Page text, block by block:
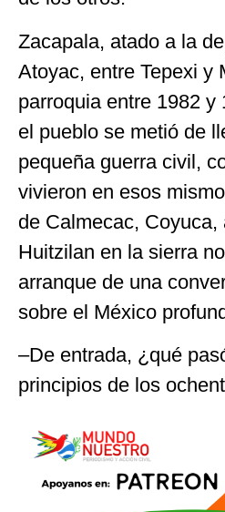
Zacapala, atado a la
Atoyac, entre Tepexi y
parroquia entre 1982 y
el pueblo se metió de
pequeña guerra civil,
vivieron en esos
de Calmecac, Coyuca,
Huitzilan en la sierra
arranque de una
sobre el México
–De entrada, ¿qué
principios de los